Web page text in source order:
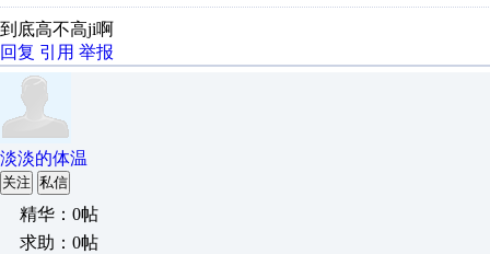
到底高不高ji啊
回复 引用 举报
淡淡的体温
关注 私信
精华：0帖
求助：0帖